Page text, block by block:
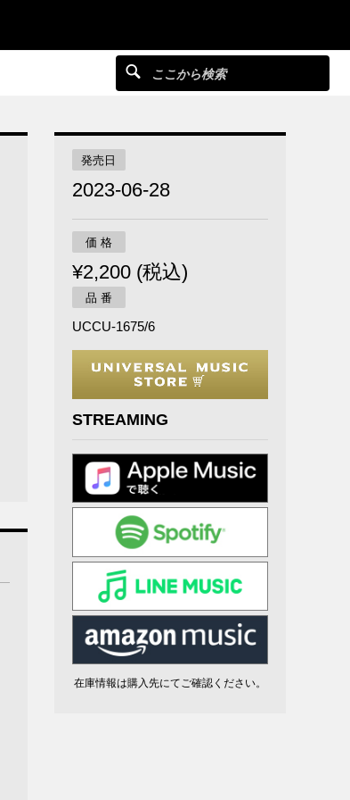
発売日
2023-06-28
価 格
¥2,200 (税込)
品 番
UCCU-1675/6
STREAMING
在庫情報は購入先にてご確認ください。